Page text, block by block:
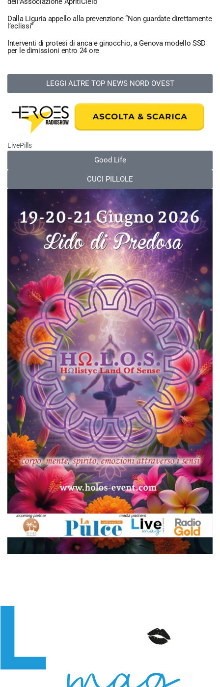
Dalla Liguria appello alla prevenzione “Non guardate direttamente
l’eclissi”
Interventi di protesi di anca e ginocchio, a Genova modello SSD
per le dimissioni entro 24 ore
LEGGI ALTRE TOP NEWS NORD OVEST
LivePills
Good Life
CUCI PILLOLE